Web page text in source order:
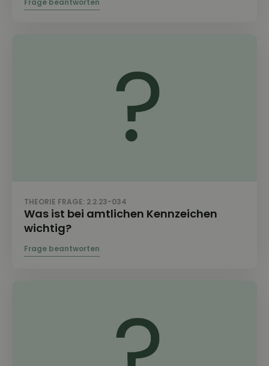
THEORIE FRAGE: 2.2.23-034
Was ist bei amtlichen Kennzeichen
wichtig?